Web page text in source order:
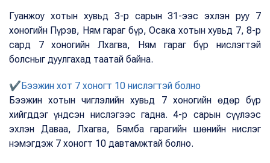
Гуанжоу хотын хувьд 3-р сарын 31-ээс эхлэн руу 7
хоногийн Пүрэв, Ням гараг бүр, Осака хотын хувьд 7, 8-р
сард 7 хоногийн Лхагва, Ням гараг бүр нислэгтэй
болсныг дуулгахад таатай байна.
✔Бээжин хот 7 хоногт 10 нислэгтэй болно
Бээжин хотын чиглэлийн хувьд 7 хоногийн өдөр бүр
хийгддэг үндсэн нислэгээс гадна. 4-р сарын сүүлээс
эхлэн Даваа, Лхагва, Бямба гарагийн шөнийн нислэг
нэмэгдэж 7 хоногт 10 давтамжтай болно.